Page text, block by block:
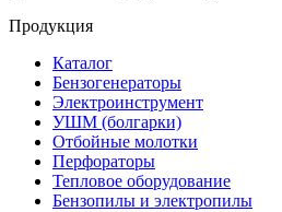
Продукция
Каталог
Бензогенераторы
Электроинструмент
УШМ (болгарки)
Отбойные молотки
Перфораторы
Тепловое оборудование
Бензопилы и электропилы